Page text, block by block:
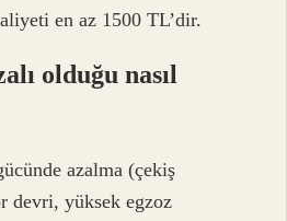
en az 1500 TL’dir.
olduğu nasıl
azalma (çekiş
devri, yüksek egzoz